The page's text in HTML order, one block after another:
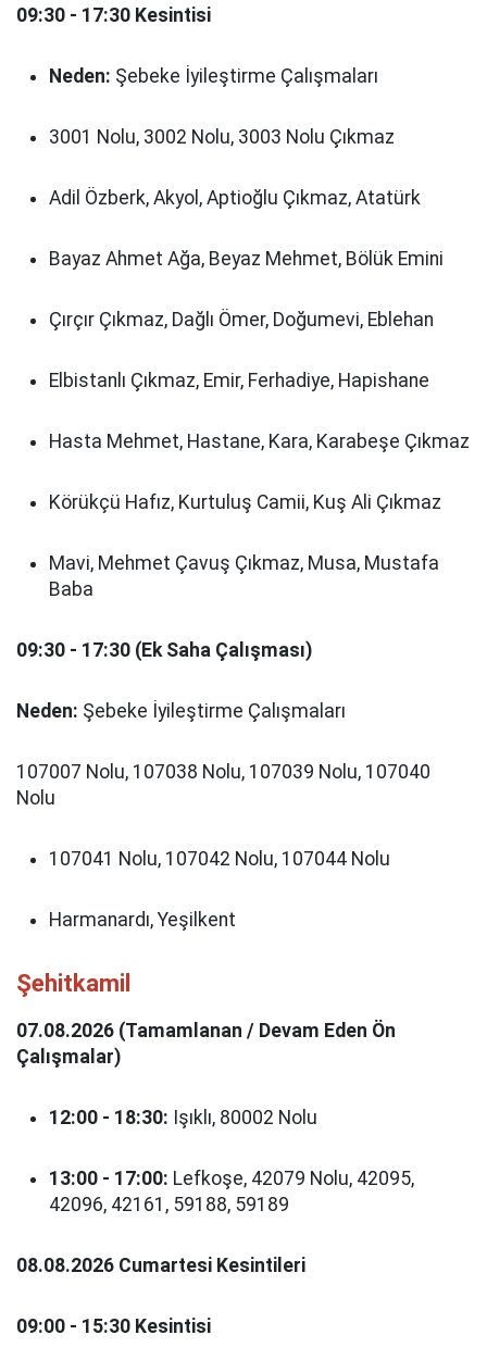
09:30 - 17:30 Kesintisi
Neden: Şebeke İyileştirme Çalışmaları
3001 Nolu, 3002 Nolu, 3003 Nolu Çıkmaz
Adil Özberk, Akyol, Aptioğlu Çıkmaz, Atatürk
Bayaz Ahmet Ağa, Beyaz Mehmet, Bölük Emini
Çırçır Çıkmaz, Dağlı Ömer, Doğumevi, Eblehan
Elbistanlı Çıkmaz, Emir, Ferhadiye, Hapishane
Hasta Mehmet, Hastane, Kara, Karabeşe Çıkmaz
Körükçü Hafız, Kurtuluş Camii, Kuş Ali Çıkmaz
Mavi, Mehmet Çavuş Çıkmaz, Musa, Mustafa
Baba
09:30 - 17:30 (Ek Saha Çalışması)
Neden: Şebeke İyileştirme Çalışmaları
107007 Nolu, 107038 Nolu, 107039 Nolu, 107040
Nolu
107041 Nolu, 107042 Nolu, 107044 Nolu
Harmanardı, Yeşilkent
Şehitkamil
07.08.2026 (Tamamlanan / Devam Eden Ön
Çalışmalar)
12:00 - 18:30: Işıklı, 80002 Nolu
13:00 - 17:00: Lefkoşe, 42079 Nolu, 42095,
42096, 42161, 59188, 59189
08.08.2026 Cumartesi Kesintileri
09:00 - 15:30 Kesintisi